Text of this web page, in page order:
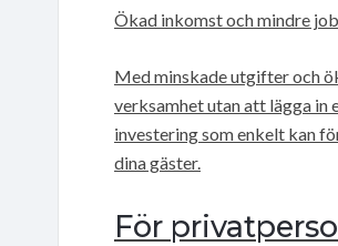
Ökad inkomst och mindre
Med minskade utgifter och
verksamhet utan att lägga
investering som enkelt kan
dina gäster.
För